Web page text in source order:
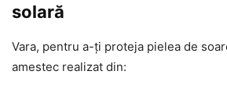
solară
Vara, pentru a-ți proteja pielea de
amestec realizat din: